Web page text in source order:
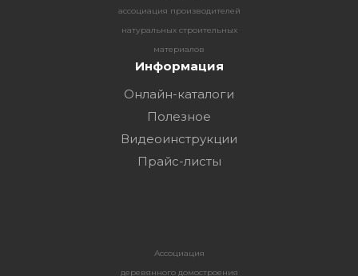
ассоциация производителей
натуральных строительных
материалов
Информация
Онлайн-каталоги
Полезное
Видеоинструкции
Прайс-листы
Ассоциация
деревянного домостроения